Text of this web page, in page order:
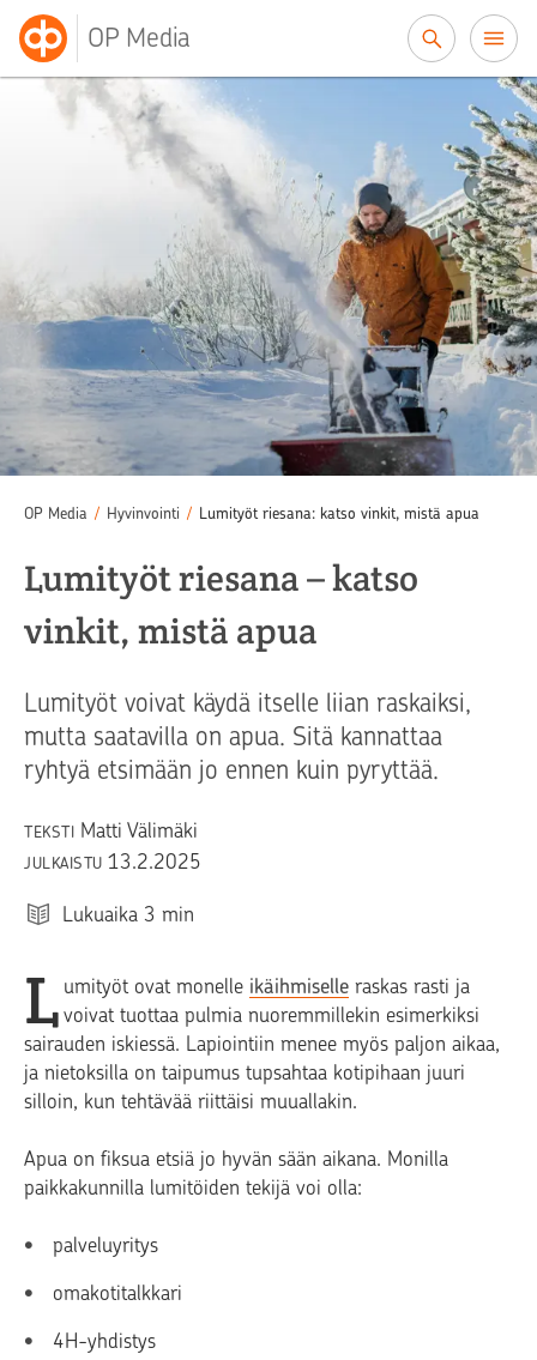
OP Media
OP Media / Hyvinvointi / Lumityöt riesana: katso vinkit, mistä apua
Lumityöt riesana – katso
vinkit, mistä apua
Lumityöt voivat käydä itselle liian raskaiksi,
mutta saatavilla on apua. Sitä kannattaa
ryhtyä etsimään jo ennen kuin pyryttää.
TEKSTI Matti Välimäki
JULKAISTU 13.2.2025
Lukuaika 3 min
L umityöt ovat monelle ikäihmiselle raskas rasti ja
voivat tuottaa pulmia nuoremmillekin esimerkiksi
sairauden iskiessä. Lapiointiin menee myös paljon aikaa,
ja nietoksilla on taipumus tupsahtaa kotipihaan juuri
silloin, kun tehtävää riittäisi muuallakin.
Apua on fiksua etsiä jo hyvän sään aikana. Monilla
paikkakunnilla lumitöiden tekijä voi olla:
palveluyritys
omakotitalkkari
4H-yhdistys